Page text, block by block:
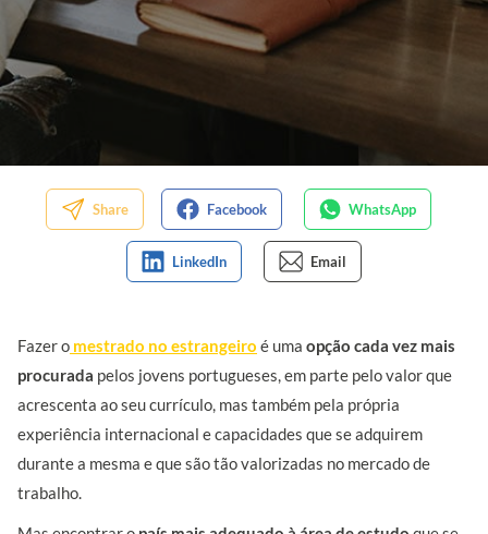
Fazer o mestrado no estrangeiro é uma opção cada vez mais
procurada pelos jovens portugueses, em parte pelo valor que
acrescenta ao seu currículo, mas também pela própria
experiência internacional e capacidades que se adquirem
durante a mesma e que são tão valorizadas no mercado de
trabalho.